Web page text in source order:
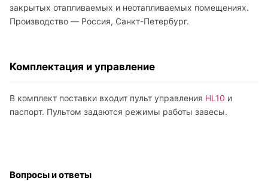
закрытых отапливаемых и неотапливаемых помещениях.
Производство — Россия, Санкт-Петербург.
Комплектация и управление
В комплект поставки входит пульт управления HL10 и
паспорт. Пультом задаются режимы работы завесы.
Вопросы и ответы